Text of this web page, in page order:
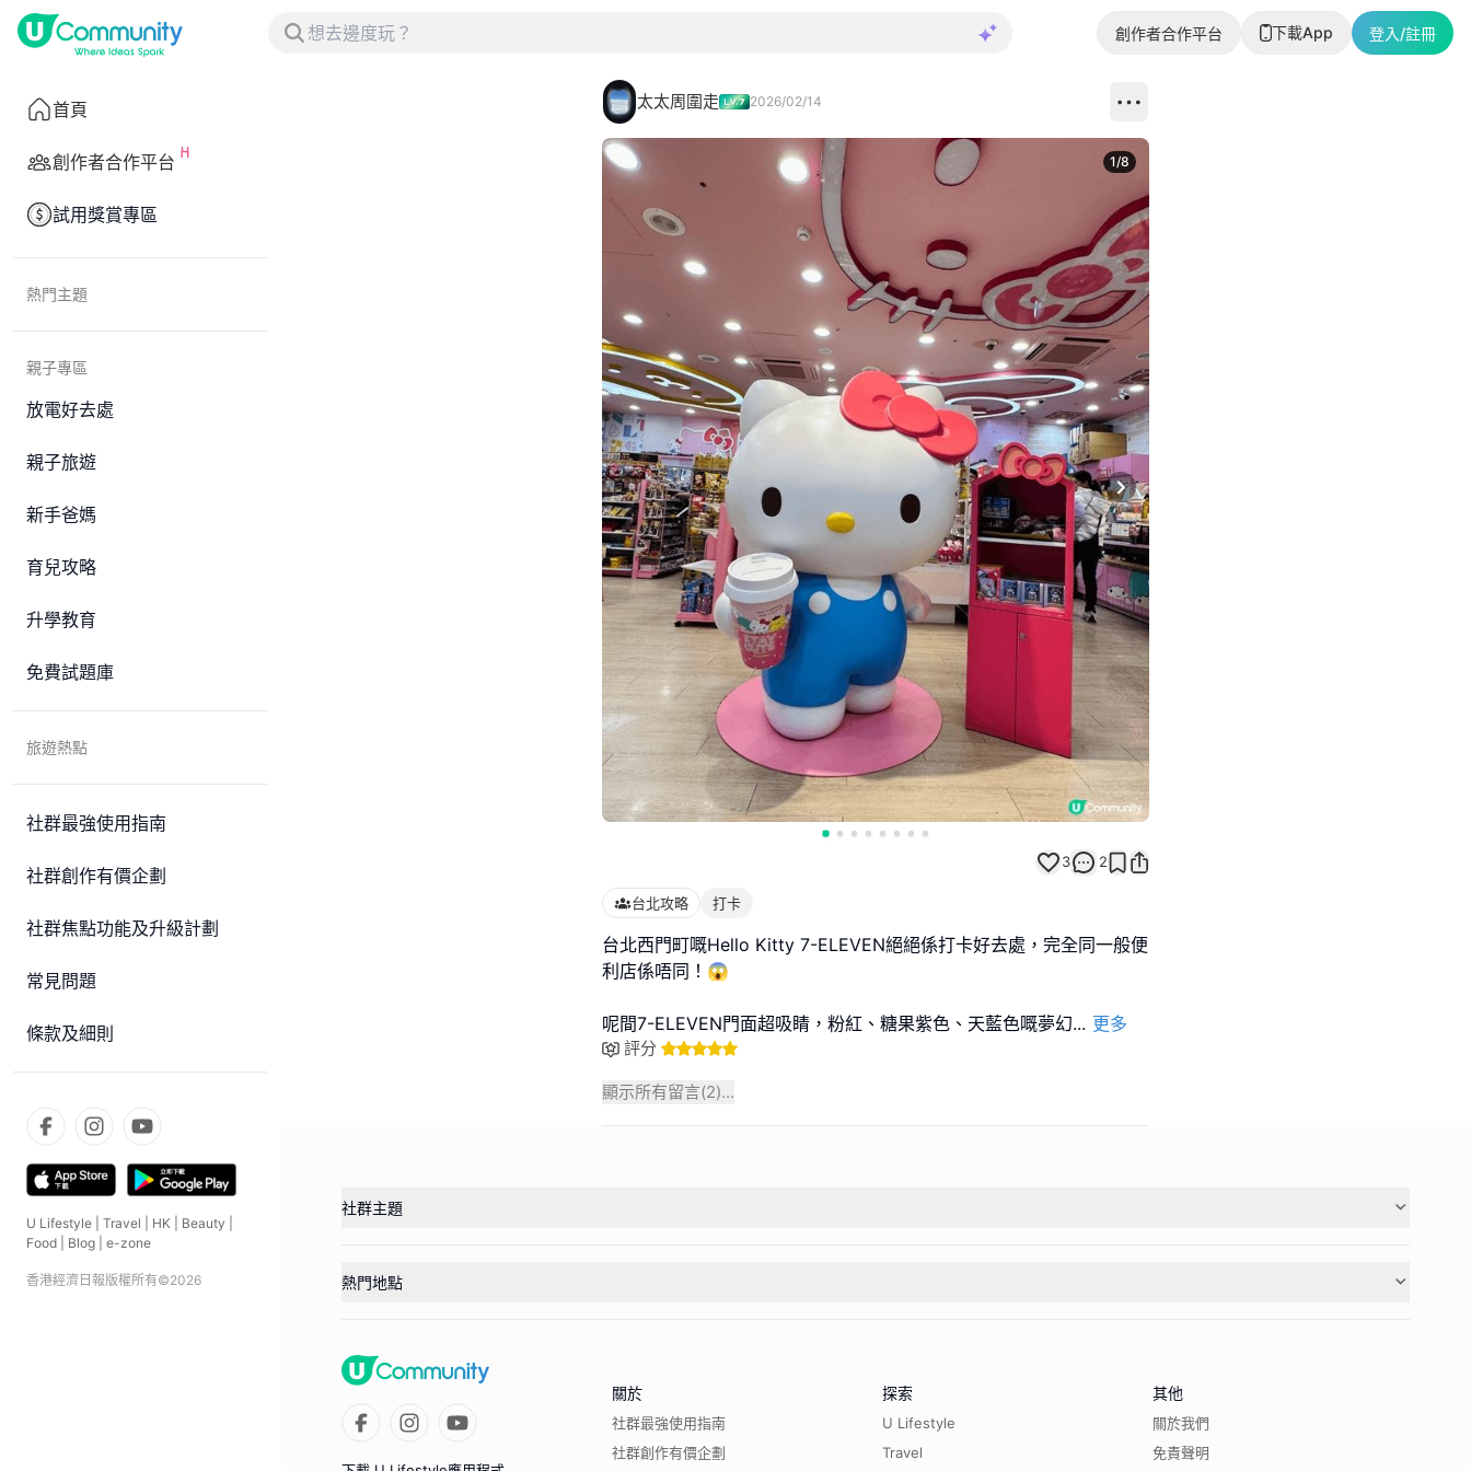
創作者合作平台 下載App 登入/註冊
首頁
創作者合作平台
試用獎賞專區
熱門主題
親子專區
放電好去處
親子旅遊
新手爸媽
育兒攻略
升學教育
免費試題庫
旅遊熱點
社群最強使用指南
社群創作有價企劃
社群焦點功能及升級計劃
常見問題
條款及細則
U Lifestyle Travel HK Beauty
Food
Blog e-zone
香港經濟日報版權所有©2026
太太周圍走 2026/02/14
Next slide
1/8
3 2
台北攻略 打卡
台北西門町嘅Hello Kitty 7-ELEVEN絕絕係打卡好去處，完全同一般便
利店係唔同！😱
呢間7-ELEVEN門面超吸睛，粉紅、糖果紫色、天藍色嘅夢幻... 更多
評分
顯示所有留言(2)...
社群主題
熱門地點
關於
社群最強使用指南
社群創作有價企劃
探索
U Lifestyle
Travel
其他
關於我們
免責聲明